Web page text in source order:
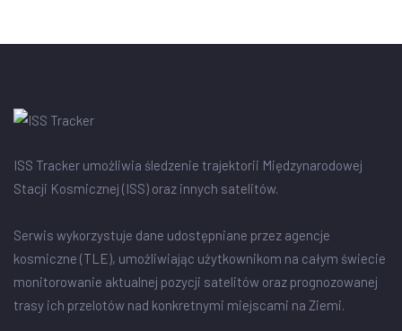
ISS Tracker umożliwia śledzenie trajektorii Międzynarodowej
Stacji Kosmicznej (ISS) oraz innych satelitów.
Serwis wykorzystuje dane udostępniane przez agencje
kosmiczne (TLE), umożliwiając użytkownikom na całym świecie
monitorowanie aktualnej pozycji satelitów oraz prognozowanej
trasy ich przelotów nad konkretnymi miejscami na Ziemi.